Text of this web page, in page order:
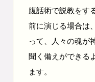
腹話術で説教をす
前に演じる場合は
って、人々の魂が
聞く備えができる
ます。